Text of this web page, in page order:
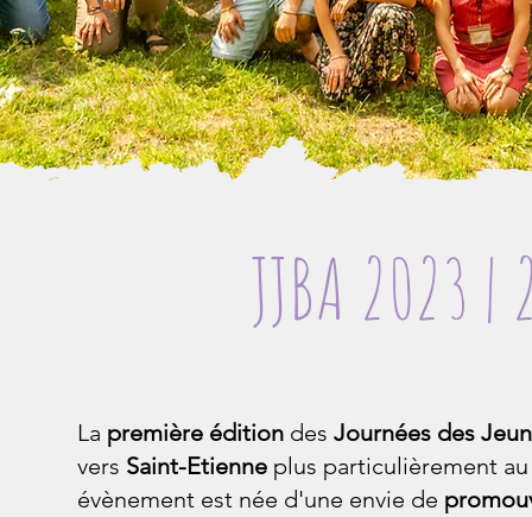
JJBA 2023
La première édition des Journées des
vers Saint-Etienne plus particulièrement
évènement est née d'une envie de